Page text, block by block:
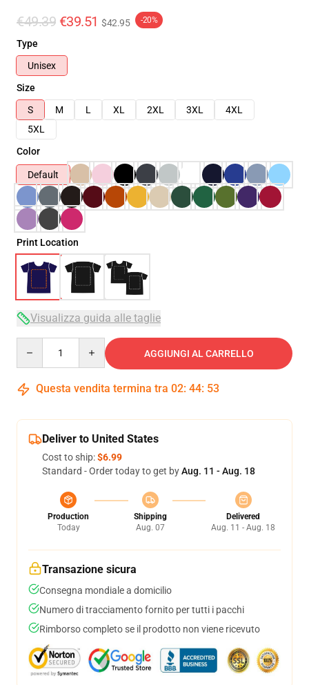
€49.39 €39.51 $42.95 -20%
Type
Unisex
Size
S
M L XL 2XL 3XL
4XL
5XL
Color
Default
Print Location
Visualizza guida alle taglie
AGGIUNGI AL CARRELLO
Questa vendita termina tra 02: 44: 52
Deliver to United States
Cost to ship:$6.99
Standard - Order today to get byAug. 11 - Aug. 18
Production
Today
Shipping
Aug. 07
Delivered
Aug. 11 - Aug. 18
Transazione sicura
Consegna mondiale a domicilio
Numero di tracciamento fornito per tutti i pacchi
Rimborso completo se il prodotto non viene ricevuto